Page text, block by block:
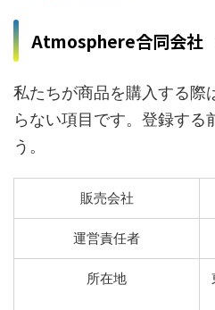
Atmosphere合同会社
私たちが商品を購入する際
らない項目です。登録する
う。
販売会社
運営責任者
所在地